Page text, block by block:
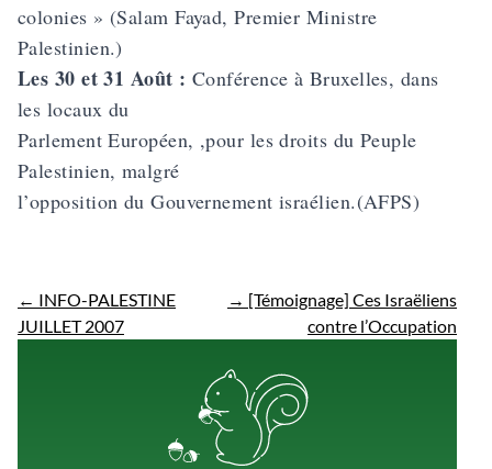
colonies » (Salam Fayad, Premier Ministre
Palestinien.)
Les 30 et 31 Août : Conférence à Bruxelles, dans
les locaux du
Parlement Européen, ,pour les droits du Peuple
Palestinien, malgré
l’opposition du Gouvernement israélien.(AFPS)
← INFO-PALESTINE
JUILLET 2007
→ [Témoignage] Ces Israëliens
contre l’Occupation